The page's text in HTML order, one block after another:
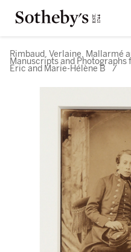
Rimbaud, Verlaine, Mallarmé
Manuscripts and
Eric and Marie-Hélène B /